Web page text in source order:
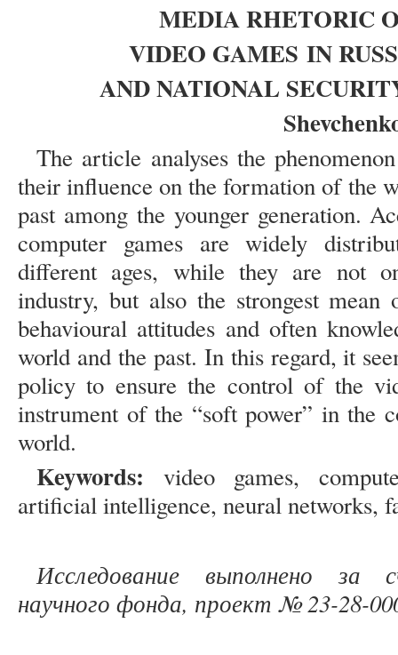
MEDIA RHETORIC
VIDEO GAMES IN
AND NATIONAL
The article analyses the
their influence on the formation of the
past among the younger generation.
computer games are widely
different ages, while they are not
industry, but also the strongest mean
behavioural attitudes and often
world and the past. In this regard, it
policy to ensure the control of the
instrument of the “soft power” in the
world.
Keywords: video games,
artificial intelligence, neural networks,
Исследование выполнено за
научного фонда, проект № 23-28-